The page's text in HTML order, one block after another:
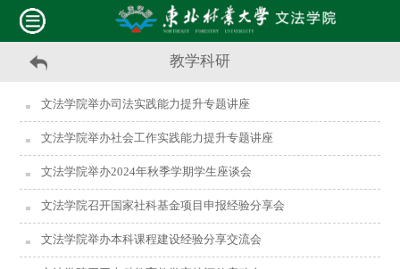
教学科研
文法学院举办司法实践能力提升专题讲座
文法学院举办社会工作实践能力提升专题讲座
文法学院举办2024年秋季学期学生座谈会
文法学院召开国家社科基金项目申报经验分享会
文法学院举办本科课程建设经验分享交流会